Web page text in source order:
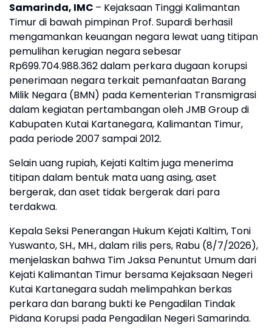
Samarinda, IMC – Kejaksaan Tinggi Kalimantan
Timur di bawah pimpinan Prof. Supardi berhasil
mengamankan keuangan negara lewat uang titipan
pemulihan kerugian negara sebesar
Rp699.704.988.362 dalam perkara dugaan korupsi
penerimaan negara terkait pemanfaatan Barang
Milik Negara (BMN) pada Kementerian Transmigrasi
dalam kegiatan pertambangan oleh JMB Group di
Kabupaten Kutai Kartanegara, Kalimantan Timur,
pada periode 2007 sampai 2012.
Selain uang rupiah, Kejati Kaltim juga menerima
titipan dalam bentuk mata uang asing, aset
bergerak, dan aset tidak bergerak dari para
terdakwa.
Kepala Seksi Penerangan Hukum Kejati Kaltim, Toni
Yuswanto, SH., MH., dalam rilis pers, Rabu (8/7/2026),
menjelaskan bahwa Tim Jaksa Penuntut Umum dari
Kejati Kalimantan Timur bersama Kejaksaan Negeri
Kutai Kartanegara sudah melimpahkan berkas
perkara dan barang bukti ke Pengadilan Tindak
Pidana Korupsi pada Pengadilan Negeri Samarinda.